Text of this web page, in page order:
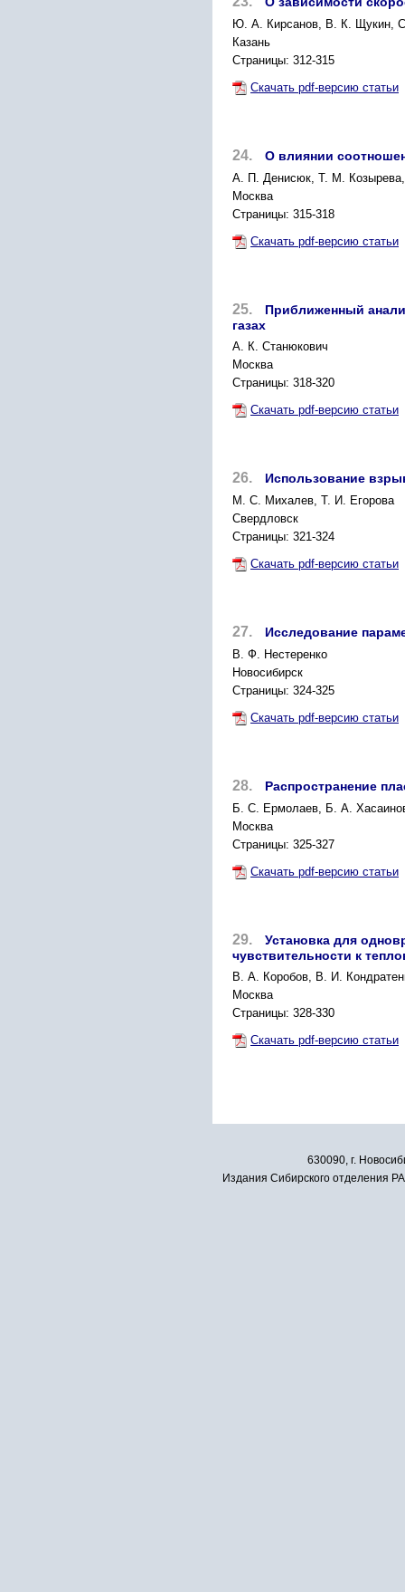
Ю. А. Кирсанов, В. К. Щукин,
Казань
Страницы: 312-315
Скачать pdf-версию статьи
24. О влиянии
А. П. Денисюк, Т. М.
Москва
Страницы: 315-318
Скачать pdf-версию статьи
25.
Приближенный
газах
A. К. Станюкович
Москва
Страницы: 318-320
Скачать pdf-версию статьи
26. Использование
М. С. Михалев, Т. И. Егорова
Свердловск
Страницы: 321-324
Скачать pdf-версию статьи
27. Исследование
B. Ф. Нестеренко
Новосибирск
Страницы: 324-325
Скачать pdf-версию статьи
28. Распространение
Б. С. Ермолаев, Б. А.
Москва
Страницы: 325-327
Скачать pdf-версию статьи
29.
Установка для
чувствительности к
В. А. Коробов, В. И.
Москва
Страницы: 328-330
Скачать pdf-версию статьи
630090, г.
Издания Сибирского отделения